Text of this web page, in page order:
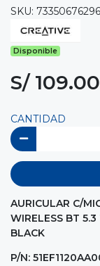
SKU:
Disponible
S/ 109.00
CANTIDAD
AURICULAR C/
WIRELESS BT
BLACK
P/N: